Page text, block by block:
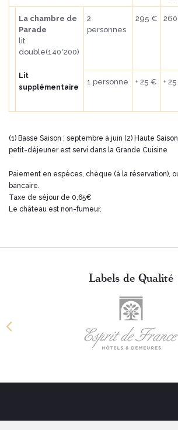
La chambre de
Parade
lit
double(140*200)
Lit
supplémentaire
2
personnes
295 €
1 personne + 25 € +
(1) Basse Saison : septembre à juin (2) Haute
petit-déjeuner est servi dans la Grande Cuisine
Paiement en espèces, chèque (à la réservation),
bancaire.
Taxe de séjour de 0,65€
Le château est non-fumeur.
Labels de Qualité